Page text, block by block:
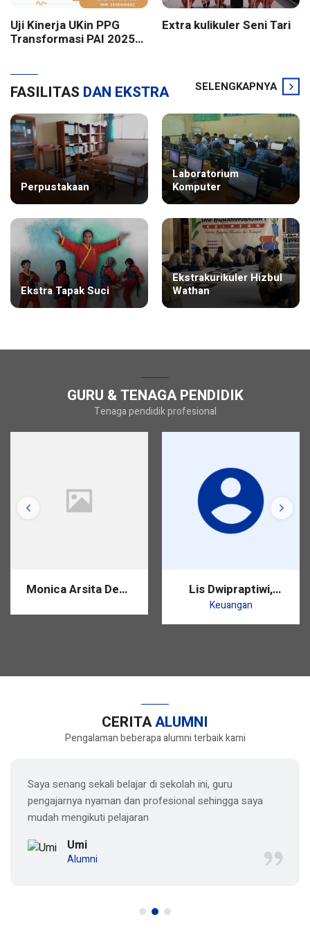
Uji Kinerja UKin PPG
Transformasi PAI 2025
Extra kulikuler Seni Tari
FASILITAS DAN EKSTRA SELENGKAPNYA
Perpustakaan
Laboratorium
Komputer
Ekstra Tapak Suci
Ekstrakurikuler Hizbul
Wathan
GURU & TENAGA PENDIDIK
Tenaga pendidik profesional
Monica Arsita Dewi, Lis Dwipraptiwi,
S.Pd.
Keuangan
CERITAALUMNI
Pengalaman beberapa alumni terbaik kami
Saya senang sekali belajar di sekolah ini, guru
pengajarnya nyaman dan profesional sehingga saya
mudah mengikuti pelajaran
Umi
Alumni